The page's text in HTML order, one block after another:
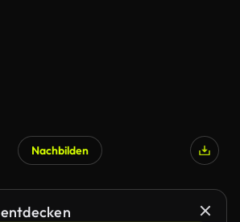
Nachbilden